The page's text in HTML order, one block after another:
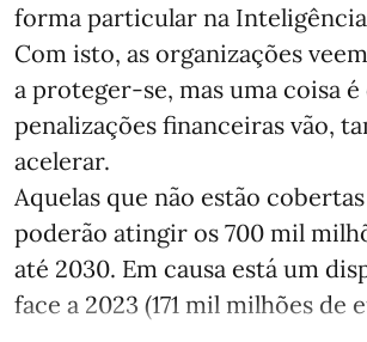
forma particular na
Com isto, as organizações
a proteger-se, mas uma coisa é
penalizações financeiras vão,
acelerar.
Aquelas que não estão
poderão atingir os 700 mil
até 2030. Em causa está um
face a 2023 (171 mil milhões de